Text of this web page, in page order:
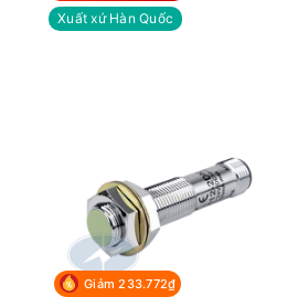
Xuất xứ Hàn Quốc
Giảm 233.772₫